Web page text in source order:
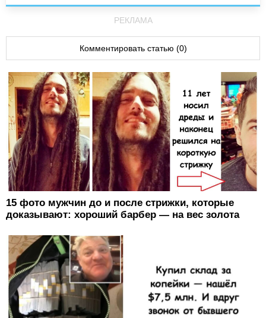
РЕКЛАМА
Комментировать статью (0)
15 фото мужчин до и после стрижки, которые
доказывают: хороший барбер — на вес золота